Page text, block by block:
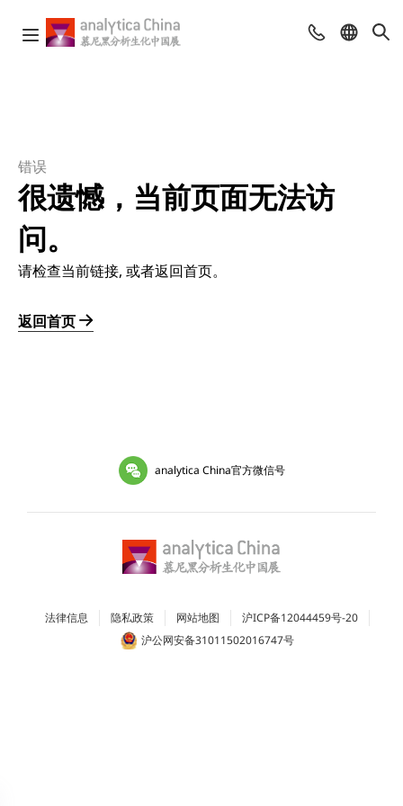
错误
很遗憾，当前页面无法访
问。
请检查当前链接, 或者返回首页。
返回首页
analytica China官方微信号
法律信息 隐私政策 网站地图
沪ICP备12044459号-20
沪公网安备31011502016747号